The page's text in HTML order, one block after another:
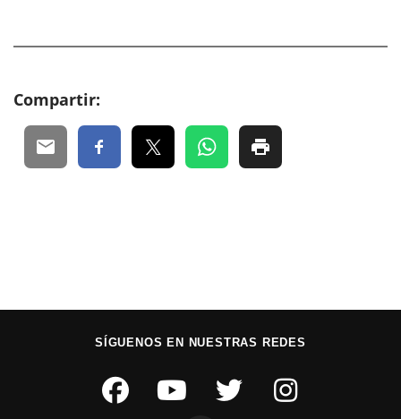
Compartir:
SÍGUENOS EN NUESTRAS REDES